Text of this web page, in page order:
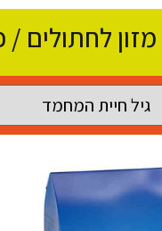
מזון לחתולים /